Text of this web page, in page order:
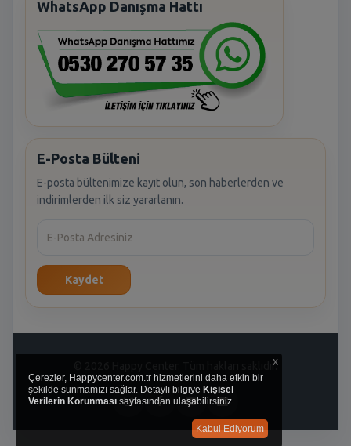
WhatsApp Danışma Hattı
E-Posta Bülteni
E-posta bültenimize kayıt olun, son haberlerden ve
indirimlerden ilk siz yararlanın.
Kaydet
© 2026 Happy Center. Tüm hakları saklıdır.
x
Çerezler, Happycenter.com.tr hizmetlerini daha etkin bir
şekilde sunmamızı sağlar. Detaylı bilgiye Kişisel
Verilerin Korunması sayfasından ulaşabilirsiniz.
Kabul Ediyorum